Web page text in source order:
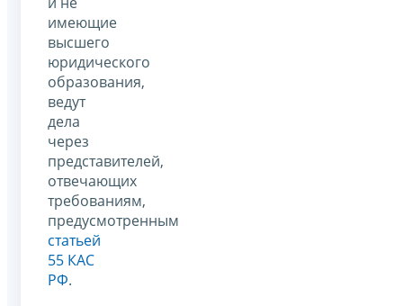
имеющие
высшего
юридического
образования,
ведут
дела
через
представителей,
отвечающих
требованиям,
предусмотренным
статьей
55 КАС
РФ.